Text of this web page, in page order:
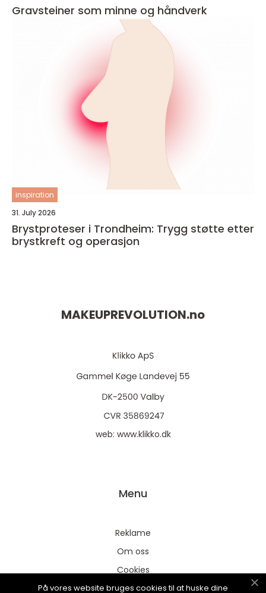
Gravsteiner som minne og håndverk
inspiration
31. July 2026
Brystproteser i Trondheim: Trygg støtte etter
brystkreft og operasjon
MAKEUPREVOLUTION.no
web: www.klikko.dk
Menu
Reklame
Om oss
Cookies
Kontakt Oss
På vores website bruges cookies til at huske dine